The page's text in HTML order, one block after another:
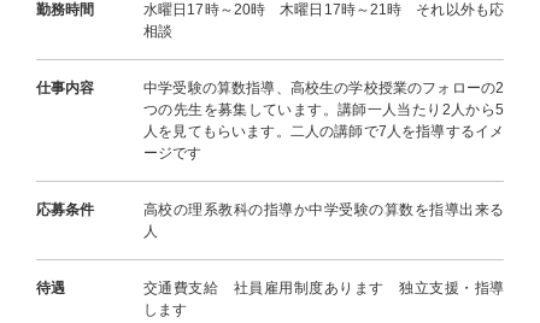
勤務時間
水曜日17時～20時 木曜日17時～21時 それ以外も応
相談
仕事内容
中学受験の算数指導、高校生の学校授業のフォローの2
つの先生を募集しています。講師一人当たり2人から5
人を見てもらいます。二人の講師で7人を指導するイメ
ージです
応募条件
高校の理系教科の指導か中学受験の算数を指導出来る
人
待遇
交通費支給 社員雇用制度あります 独立支援・指導
します